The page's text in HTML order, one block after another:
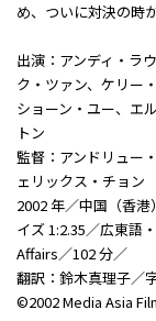
め、ついに対決の時
出演：アンディ・ラ
ク・ツァン、ケリー
ショーン・ユー、エ
トン
監督：アンドリュー
ェリックス・チョン
2002 年／中国（香
イズ 1:2.35／広東語
Affairs／102 分／
翻訳：鈴木真理子／
©2002 Media Asia